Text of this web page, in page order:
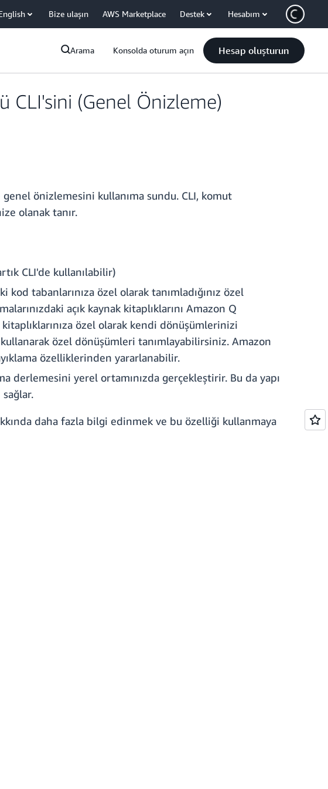
Bize ulaşın AWS Marketplace Destek Hesabım
Arama Konsolda oturum açın Hesap oluşturun
CLI'sini (Genel Önizleme)
önizlemesini kullanıma sundu. CLI, komut
olanak tanır.
CLI'de kullanılabilir)
tabanlarınıza özel olarak tanımladığınız özel
açık kaynak kitaplıklarını Amazon Q
özel olarak kendi dönüşümlerinizi
özel dönüşümleri tanımlayabilirsiniz. Amazon
özelliklerinden yararlanabilir.
derlemesini yerel ortamınızda gerçekleştirir. Bu da yapı
daha fazla bilgi edinmek ve bu özelliği kullanmaya